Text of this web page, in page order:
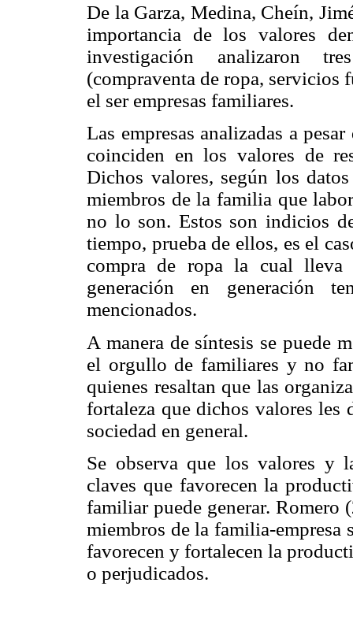
De la Garza, Medina, Cheín,
importancia de los valores
investigación analizaron
(compraventa de ropa, servicios
el ser empresas familiares.
Las empresas analizadas a
coinciden en los valores de
Dichos valores, según los
miembros de la familia que
no lo son. Estos son indicios
tiempo, prueba de ellos, es el
compra de ropa la cual
generación en generación
mencionados.
A manera de síntesis se puede
el orgullo de familiares y no
quienes resaltan que las
fortaleza que dichos valores les
sociedad en general.
Se observa que los valores y
claves que favorecen la
familiar puede generar. Romero
miembros de la familia-empresa
favorecen y fortalecen la
o perjudicados.